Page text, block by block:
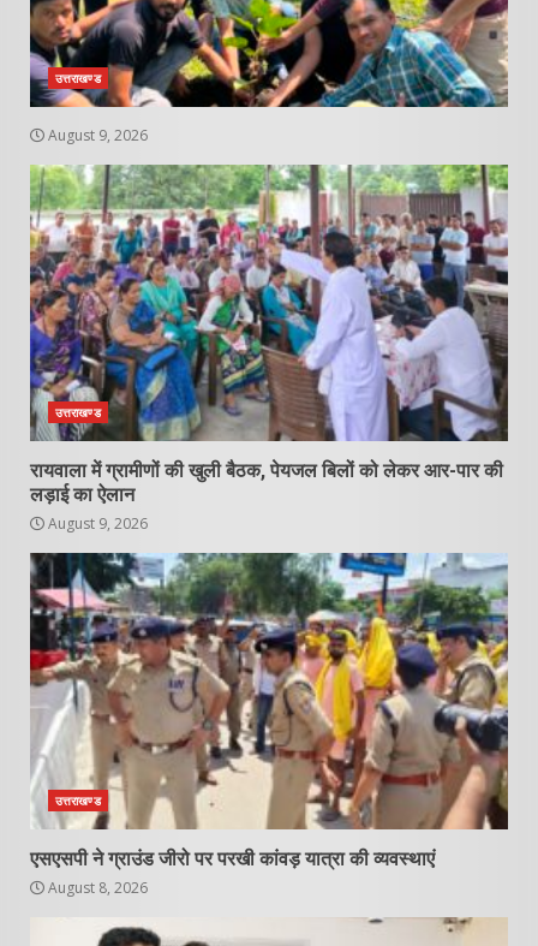
उत्तराखण्ड
August 9, 2026
उत्तराखण्ड
रायवाला में ग्रामीणों की खुली बैठक, पेयजल बिलों को लेकर आर-पार की
लड़ाई का ऐलान
August 9, 2026
उत्तराखण्ड
एसएसपी ने ग्राउंड जीरो पर परखी कांवड़ यात्रा की व्यवस्थाएं
August 8, 2026